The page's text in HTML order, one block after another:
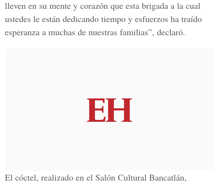
lleven en su mente y corazón que esta brigada a la cual
ustedes le están dedicando tiempo y esfuerzos ha traído
esperanza a muchas de nuestras familias”, declaró.
El cóctel, realizado en el Salón Cultural Bancatlán,